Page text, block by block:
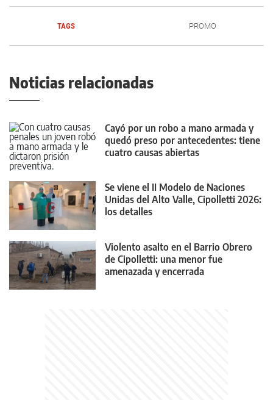
TAGS PROMO
Noticias relacionadas
Cayó por un robo a mano armada y
quedó preso por antecedentes: tiene
cuatro causas abiertas
Se viene el II Modelo de Naciones
Unidas del Alto Valle, Cipolletti 2026:
los detalles
Violento asalto en el Barrio Obrero
de Cipolletti: una menor fue
amenazada y encerrada